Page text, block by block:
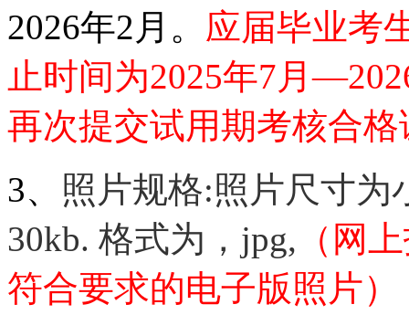
2026年2月。 应届毕业考
止时间为2025年7月
再次提交试用期考核合
3、 照片规格:照片尺寸为
30kb. 格式为，jpg, （网
符合要求的电子版照片）